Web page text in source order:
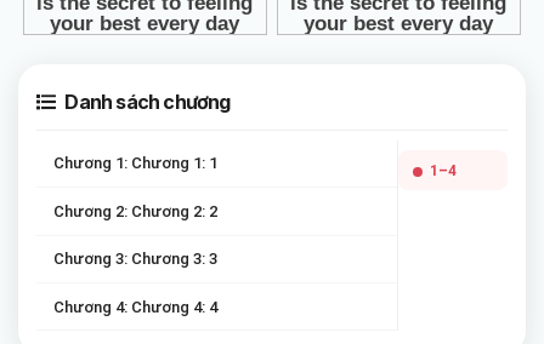
Danh sách chương
Chương 1: Chương 1: 1
Chương 2: Chương 2: 2
Chương 3: Chương 3: 3
Chương 4: Chương 4: 4
1–4